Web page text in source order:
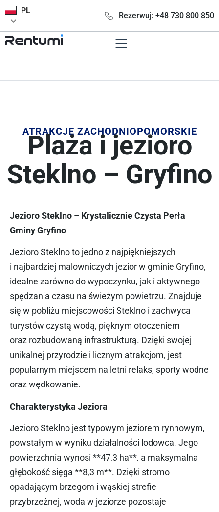
PL
Rezerwuj: +48 730 800 850
ATRAKCJE ZACHODNIOPOMORSKIE
Plaża i jezioro
Steklno – Gryfino
Jezioro Steklno – Krystalicznie Czysta Perła
Gminy Gryfino
Jezioro Steklnoto jedno z najpiękniejszych
i najbardziej malowniczych jezior w gminie Gryfino,
idealne zarówno do wypoczynku, jak i aktywnego
spędzania czasu na świeżym powietrzu. Znajduje
się w pobliżu miejscowości Steklno i zachwyca
turystów czystą wodą, pięknym otoczeniem
oraz rozbudowaną infrastrukturą. Dzięki swojej
unikalnej przyrodzie i licznym atrakcjom, jest
popularnym miejscem na letni relaks, sporty wodne
oraz wędkowanie.
Charakterystyka Jeziora
Jezioro Steklno jest typowym jeziorem rynnowym,
powstałym w wyniku działalności lodowca. Jego
powierzchnia wynosi **47,3 ha**, a maksymalna
głębokość sięga **8,3 m**. Dzięki stromo
opadającym brzegom i wąskiej strefie
przybrzeżnej, woda w jeziorze pozostaje